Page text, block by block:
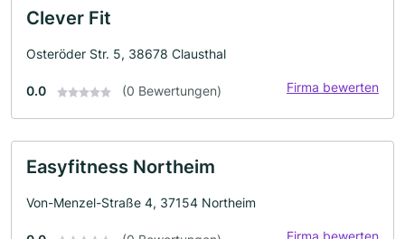
Clever Fit
Osteröder Str. 5, 38678 Clausthal
0.0 (0 Bewertungen) Firma bewerten
Easyfitness Northeim
Von-Menzel-Straße 4, 37154 Northeim
Firma bewerten